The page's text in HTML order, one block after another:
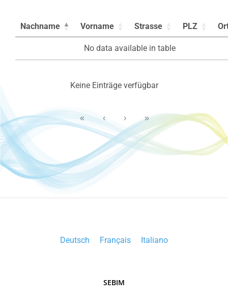
Nachname Vorname Strasse PLZ
No data available in table
Keine Einträge verfügbar
« ‹ › »
Deutsch Français Italiano
SEBIM